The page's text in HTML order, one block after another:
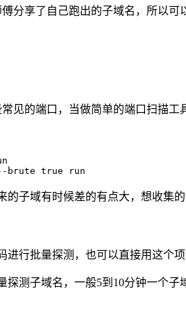
分享了自己跑出的子域名，所以
见的端口，当做简单的端口扫描工
brute true run
子域有时候差的有点大，想收集
行批量探测，也可以直接用这个项
探测子域名，一般5到10分钟一个子